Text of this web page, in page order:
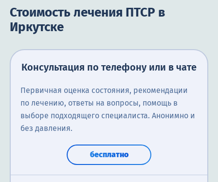
Стоимость лечения ПТСР в
Иркутске
Консультация по телефону или в чате
Первичная оценка состояния, рекомендации
по лечению, ответы на вопросы, помощь в
выборе подходящего специалиста. Анонимно и
без давления.
бесплатно